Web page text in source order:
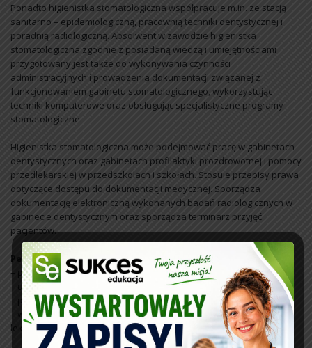
Ponadto higienistka stomatologiczna współpracuje m.in. ze stacją
sanitarno – epidemiologiczną, pracownią techniki dentystycznej i
poradnią radiologiczną. Absolwent w zawodzie higienistka
stomatologiczna zgodnie z posiadaną wiedzą i umiejętnościami
przygotowany jest także do wykonywania czynności
administracyjnych i prowadzenia dokumentacji związanej z
funkcjonowaniem gabinetu stomatologicznego, wykorzystując
techniki komputerowe oraz obsługując specjalistyczne programy
stomatologiczne.
Higienistka stomatologiczna może podejmować pracę w gabinetach
dentystycznych oraz gabinetach profilaktyki prozdrowotnej i pomocy
przedlekarskiej w przedszkolach i szkołach. Stosuje przepisy prawa
dotyczące dostępu do dokumentacji medycznej. Sporządza
dokumentację elektroniczną wykonanych badań radiologicznych w
gabinecie dentystycznym oraz sporządza terminarz przyjęć
pacjentów.
Perspektywa pracy:
– państwowe i prywatne centra opieki stomatologicznej
– uczelnie kształcące lekarzy dentystów
– prywatne gabinety stomatologiczne
– własna działalność usługową współpracując z jednym lub kilkoma
lekarzami